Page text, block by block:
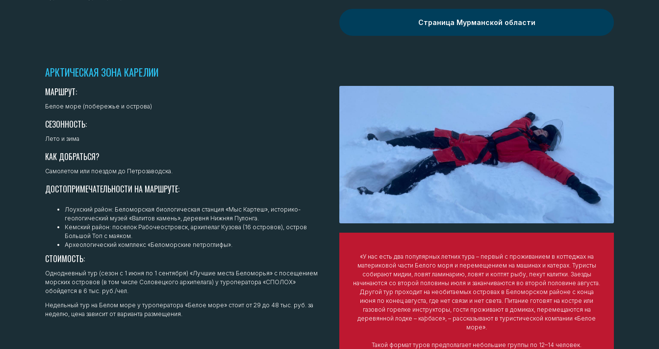
Страница Мурманской области
АРКТИЧЕСКАЯ ЗОНА КАРЕЛИИ
МАРШРУТ:
Белое море (побережье и острова)
СЕЗОННОСТЬ:
Лето и зима
КАК ДОБРАТЬСЯ?
Самолетом или поездом до Петрозаводска.
ДОСТОПРИМЕЧАТЕЛЬНОСТИ НА МАРШРУТЕ:
Лоухский район: Беломорская биологическая станция «Мыс Картеш», историко-
геологический музей «Валитов камень», деревня Нижняя Пулонга.
Кемский район: поселок Рабочеостровск, архипелаг Кузова (16 островов), остров
Большой Топ с маяком.
Археологический комплекс «Беломорские петроглифы».
СТОИМОСТЬ:
Однодневный тур (сезон с 1 июня по 1 сентября) «Лучшие места Беломорья» с посещением
морских островов (в том числе Соловецкого архипелага) у туроператора «СПОЛОХ»
обойдется в 6 тыс. руб./чел.
Недельный тур на Белом море у туроператора «Белое море» стоит от 29 до 48 тыс. руб. за
неделю, цена зависит от варианта размещения.
«У нас есть два популярных летних тура – первый с проживанием в коттеджах на
материковой части Белого моря и перемещением на машинах и катерах. Туристы
собирают мидии, ловят ламинарию, ловят и коптят рыбу, пекут калитки. Заезды
начинаются со второй половины июля и заканчиваются во второй половине августа.
Другой тур проходит на необитаемых островах в Беломорском районе с конца
июня по конец августа, где нет связи и нет света. Питание готовят на костре или
газовой горелке инструкторы, гости проживают в домиках, перемещаются на
деревянной лодке – ка́рбасе», – рассказывают в туристической компании «Белое
море».
Такой формат туров предполагает небольшие группы по 12–14 человек.